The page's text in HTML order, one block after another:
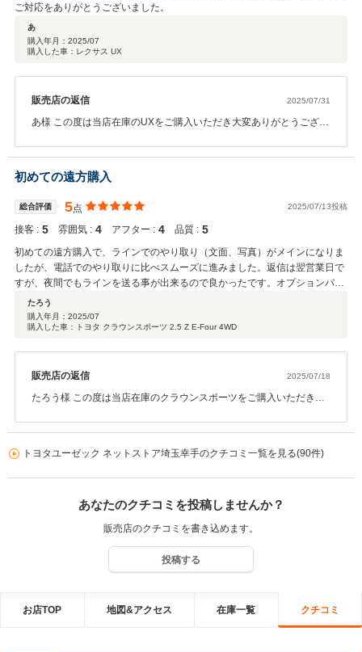
ご対応をありがとうございました。
あ
購入年月： 2025/07
購入した車：レクサス UX
販売店の返信 2025/07/31
あ様 この度は当店在庫のUXをご購入いただき大変ありがとうござい
事を心掛けております。 遠方ではございましたがお近くに系列店舗
がございますので、メンテナンスの事などでは 引き続きどうぞよろ
しくお願いいたします。
初めての遠方購入
総合評価 5点 2025/07/13投稿
接客 : 5 雰囲気 : 4 アフター : 4 品質 : 5
初めての遠方購入で、ラインでのやり取り（文面、写真）がメインになりま
したが、電話でのやり取りに比べスムーズに進みました。返信は翌営業日で
すが、夜間でもラインを送る事が出来るので良かったです。オプションパー
ツの取り付け後の写真も事前に送ってくれたので、納車当日、スムーズに納
車が進みました。車も状態はとても良かったです。この度はお世話になり有
り難うございました。
たろう
購入年月： 2025/07
購入した車：トヨタ クラウンスポーツ 2.5 Z E-Four 4WD
販売店の返信 2025/07/18
たろう様 この度は当店在庫のクラウンスポーツをご購入いただき大
だきますので、引き続きどうぞよろしくお願いいたします。 この度
トヨタユーゼック ネットストア埼玉幸手のクチコミ一覧を見る(90件)
あなたのクチコミを投稿しませんか？
販売店のクチコミを書き込めます。
投稿する
お店TOP 地図&アクセス 在庫一覧 クチコミ